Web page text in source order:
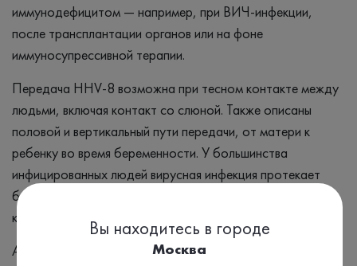
иммунодефицитом — например, при ВИЧ-инфекции,
после трансплантации органов или на фоне
иммуносупрессивной терапии.
Передача HHV-8 возможна при тесном контакте между
людьми, включая контакт со слюной. Также описаны
половой и вертикальный пути передачи, от матери к
ребенку во время беременности. У большинства
инфицированных людей вирусная инфекция протекает
бессимптомно и может длительно не проявляться
клинически.
Антитела класса IgG к HHV-8 появляются в крови после
Вы находитесь в городе
Москва